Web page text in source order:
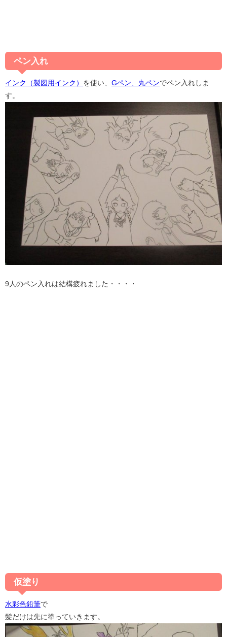
ペン入れ
インク（製図用インク） を使い、 Gペン、丸ペンでペン入れしま
す。
9人のペン入れは結構疲れました・・・・
仮塗り
水彩色鉛筆で
髪だけは先に塗っていきます。